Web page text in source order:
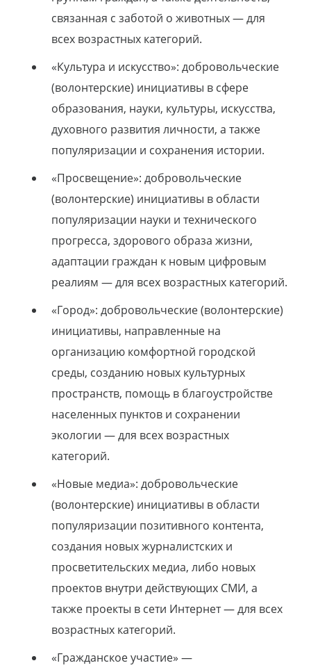
связанная с заботой о животных — для
всех возрастных категорий.
«Культура и искусство»: добровольческие
(волонтерские) инициативы в сфере
образования, науки, культуры, искусства,
духовного развития личности, а также
популяризации и сохранения истории.
«Просвещение»: добровольческие
(волонтерские) инициативы в области
популяризации науки и технического
прогресса, здорового образа жизни,
адаптации граждан к новым цифровым
реалиям — для всех возрастных категорий.
«Город»: добровольческие (волонтерские)
инициативы, направленные на
организацию комфортной городской
среды, созданию новых культурных
пространств, помощь в благоустройстве
населенных пунктов и сохранении
экологии — для всех возрастных
категорий.
«Новые медиа»: добровольческие
(волонтерские) инициативы в области
популяризации позитивного контента,
создания новых журналистских и
просветительских медиа, либо новых
проектов внутри действующих СМИ, а
также проекты в сети Интернет — для всех
возрастных категорий.
«Гражданское участие» —